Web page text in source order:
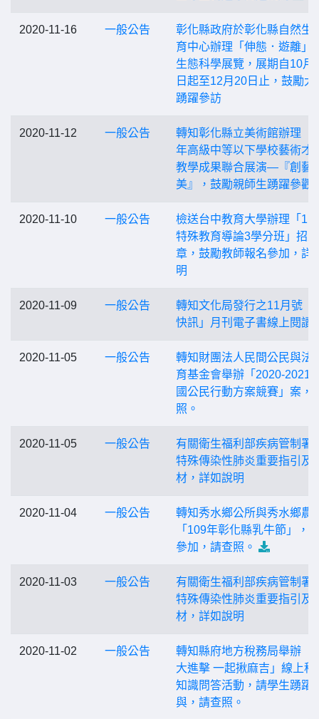
2020-11-16 一般公告
彰化縣政府於彰化縣自然生
育中心辦理「伸態．遊離」
生態科學展覽，展期自10月
日起至12月20日止，鼓勵大
踴躍參訪
2020-11-12 一般公告
轉知彰化縣立美術館辦理「
年高級中等以下學校藝術才
教學成果聯合展演—『創藝
美』，鼓勵親師生踴躍參觀
2020-11-10 一般公告
檢送台中教育大學辦理「
特殊教育導論3學分班」招
章，鼓勵教師報名參加，詳
明
2020-11-09 一般公告
轉知文化局發行之11月號「
快訊」月刊電子書線上閱讀
2020-11-05 一般公告
轉知財團法人民間公民與法
育基金會舉辦「2020-2021
國公民行動方案競賽」案，
照。
2020-11-05 一般公告
有關衛生福利部疾病管制署
特殊傳染性肺炎重要指引及
材，詳如說明
2020-11-04 一般公告
轉知秀水鄉公所與秀水鄉農
「109年彰化縣乳牛節」，
參加，請查照。
2020-11-03 一般公告
有關衛生福利部疾病管制署
特殊傳染性肺炎重要指引及
材，詳如說明
2020-11-02 一般公告
轉知縣府地方稅務局舉辦「
大進擊 一起揪麻吉」線上租
知識問答活動，請學生踴躍
與，請查照。